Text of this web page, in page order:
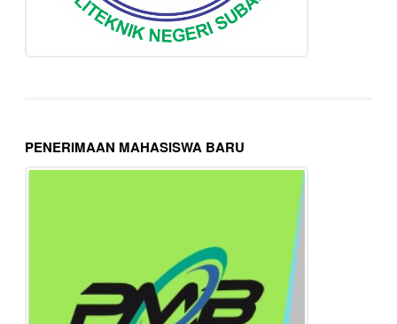
PENERIMAAN MAHASISWA BARU